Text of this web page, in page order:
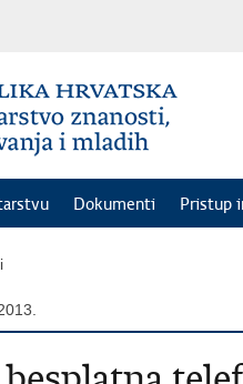
Dokumenti Pristup